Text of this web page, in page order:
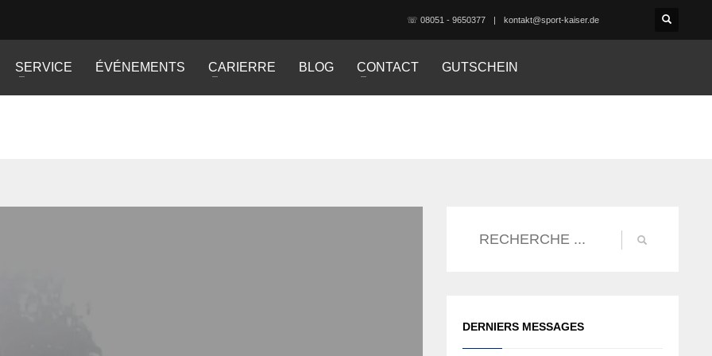
☏ 08051 - 9650377 kontakt@sport-kaiser.de
SERVICE ÉVÉNEMENTS CARIERRE BLOG CONTACT GUTSCHEIN
DERNIERS MESSAGES